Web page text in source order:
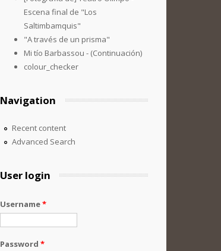
Escena final de "Los
Saltimbamquis"
"A través de un prisma"
Mi tío Barbassou - (Continuación)
colour_checker
Navigation
Recent content
Advanced Search
User login
Username*
Password *